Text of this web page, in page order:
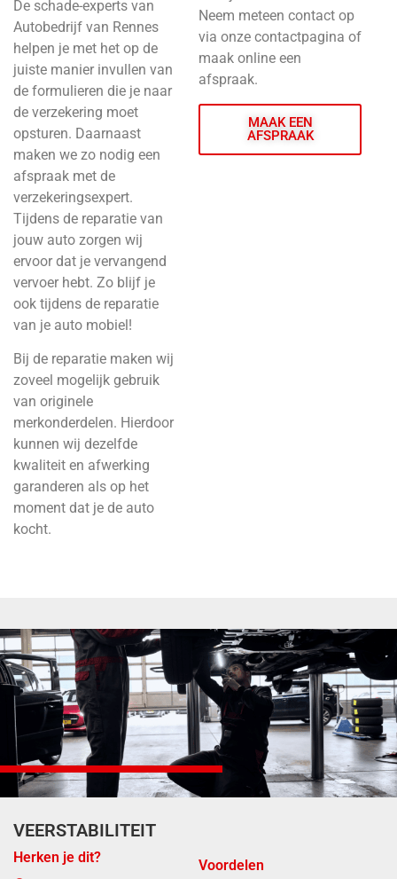
De schade-experts van
Autobedrijf van Rennes
helpen je met het op de
juiste manier invullen van
de formulieren die je naar
de verzekering moet
opsturen. Daarnaast
maken we zo nodig een
afspraak met de
verzekeringsexpert.
Tijdens de reparatie van
jouw auto zorgen wij
ervoor dat je vervangend
vervoer hebt. Zo blijf je
ook tijdens de reparatie
van je auto mobiel!
Bij de reparatie maken wij
zoveel mogelijk gebruik
van originele
merkonderdelen. Hierdoor
kunnen wij dezelfde
kwaliteit en afwerking
garanderen als op het
moment dat je de auto
kocht.
Neem meteen contact op
via onze contactpagina of
maak online een
afspraak.
MAAK EEN
AFSPRAAK
VEERSTABILITEIT
Herken je dit?
Voordelen